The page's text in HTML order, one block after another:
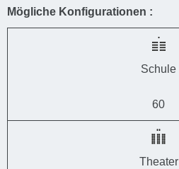
Mögliche Konfigurationen :
Schule
60
Theater